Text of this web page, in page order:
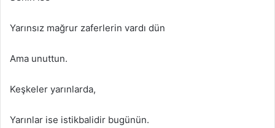
Yarınsız mağrur zaferlerin vardı dün
Ama unuttun.
Keşkeler yarınlarda,
Yarınlar ise istikbalidir bugünün.